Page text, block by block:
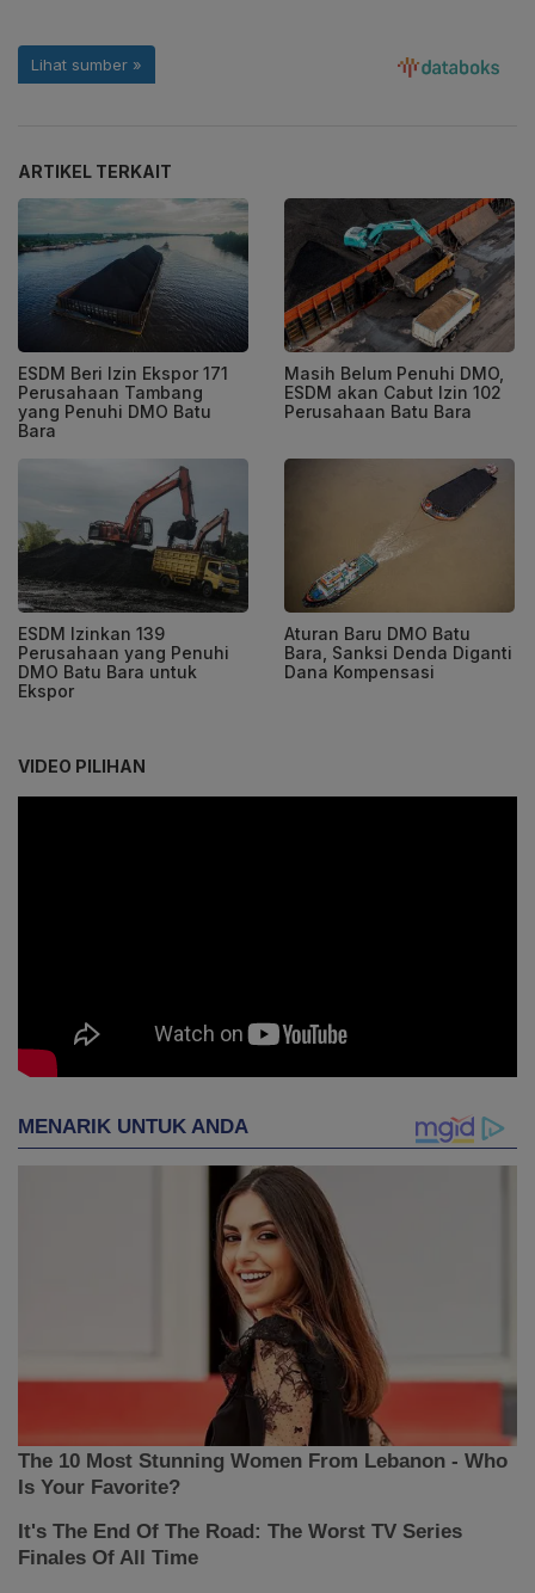
ARTIKEL TERKAIT
ESDM Beri Izin Ekspor 171
Perusahaan Tambang
yang Penuhi DMO Batu
Bara
Masih Belum Penuhi DMO,
ESDM akan Cabut Izin 102
Perusahaan Batu Bara
ESDM Izinkan 139
Perusahaan yang Penuhi
DMO Batu Bara untuk
Ekspor
Aturan Baru DMO Batu
Bara, Sanksi Denda Diganti
Dana Kompensasi
VIDEO PILIHAN